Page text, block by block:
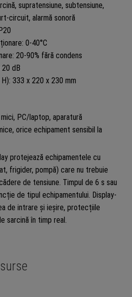
supratensiune, subtensiune,
circuit, alarmă sonoră
0-40°C
20-90% fără condens
20 dB
H): 333 x 220 x 230 mm
PC/laptop, aparatură
orice echipament sensibil la
protejează echipamentele cu
frigider, pompă) care nu trebuie
de tensiune. Timpul de 6 s sau
de tipul echipamentului. Display-
de intrare și ieșire, protecțiile
sarcină în timp real.